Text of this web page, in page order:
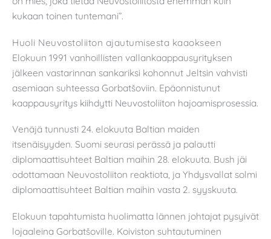
kukaan toinen tuntemani”.
Huoli Neuvostoliiton ajautumisesta kaaokseen
Elokuun 1991 vanhoillisten vallankaappausyrityksen
jälkeen vastarinnan sankariksi kohonnut Jeltsin vahvisti
asemiaan suhteessa Gorbatšoviin. Epäonnistunut
kaappausyritys kiihdytti Neuvostoliiton hajoamisprosessia.
Venäjä tunnusti 24. elokuuta Baltian maiden
itsenäisyyden. Suomi seurasi perässä ja palautti
diplomaattisuhteet Baltian maihin 28. elokuuta. Bush jäi
odottamaan Neuvostoliiton reaktiota, ja Yhdysvallat solmi
diplomaattisuhteet Baltian maihin vasta 2. syyskuuta.
Elokuun tapahtumista huolimatta lännen johtajat pysyivät
lojaaleina Gorbatšoville. Koiviston suhtautuminen